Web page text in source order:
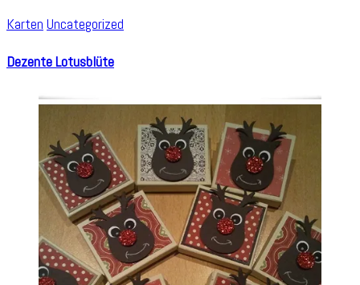
Karten Uncategorized
Dezente Lotusblüte